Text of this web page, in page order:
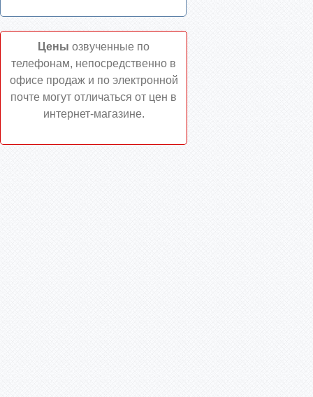
Цены озвученные по
телефонам, непосредственно в
офисе продаж и по электронной
почте могут отличаться от цен в
интернет-магазине.